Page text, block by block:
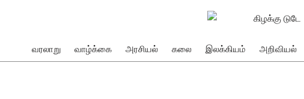
வரலாறு வாழ்க்கை அரசியல் கலை இலக்கியம் அறிவியல்